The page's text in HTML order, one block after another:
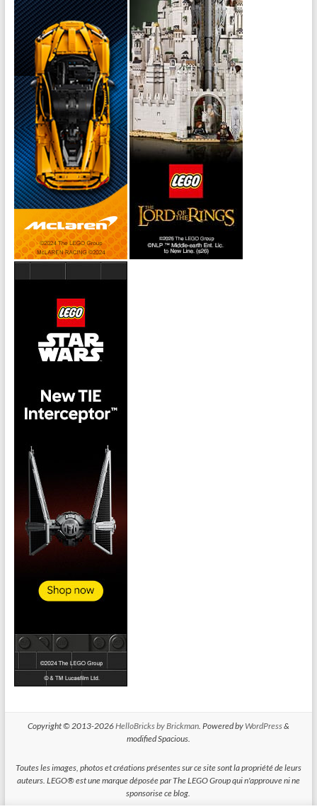
Copyright © 2013-2026HelloBricks by Brickman. Powered by WordPress&
modified Spacious.
Toutes les images, photos et créations présentes sur ce site sont la propriété de leurs
auteurs. LEGO® est une marque déposée par The LEGO Group qui n'approuve ni ne
sponsorise ce blog.